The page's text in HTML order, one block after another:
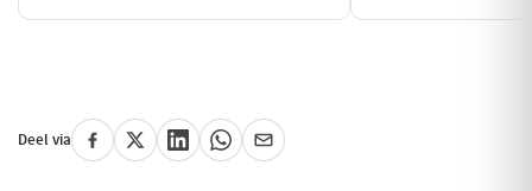
Deel via